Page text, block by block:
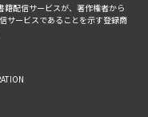
籍配信サービスが、著作権者から
サービスであることを示す登録商